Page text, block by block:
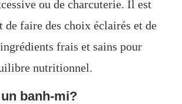
ou de charcuterie. Il est
de faire des choix éclairés et de
frais et sains pour
nutritionnel.
banh-mi?